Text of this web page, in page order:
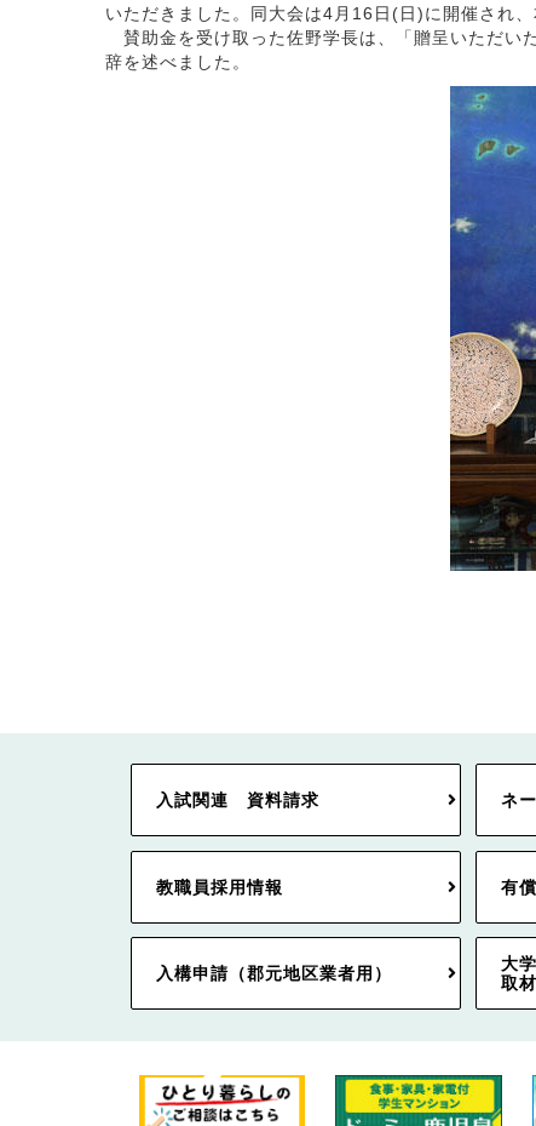
いただきました。同大会は4月16日(日)に開催され
賛助金を受け取った佐野学長は、「贈呈いただい
辞を述べました。
入試関連 資料請求 ネ
教職員採用情報 有
入構申請（郡元地区業者用）
大
取